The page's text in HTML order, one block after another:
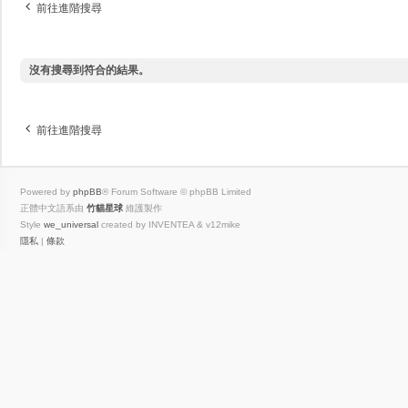
前往進階搜尋
沒有搜尋到符合的結果。
前往進階搜尋
Powered by phpBB® Forum Software © phpBB Limited
正體中文語系由 竹貓星球 維護製作
Style we_universal created by INVENTEA & v12mike
隱私 | 條款